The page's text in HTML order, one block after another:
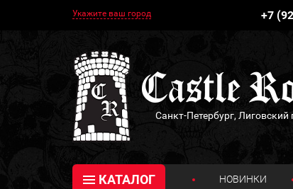
Укажите ваш город +7
Санкт-Петербург, Лиговский
КАТАЛОГ НОВИНКИ